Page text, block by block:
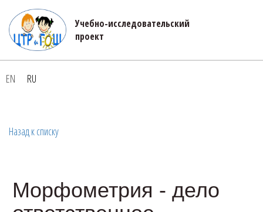
Учебно-исследовательский
проект
EN RU
Назад к списку
Морфометрия - дело